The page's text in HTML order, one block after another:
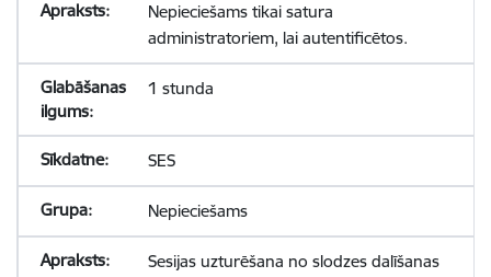
Nepieciešams tikai satura
administratoriem, lai autentificētos.
1 stunda
SES
Nepieciešams
Sesijas uzturēšana no slodzes dalīšanas